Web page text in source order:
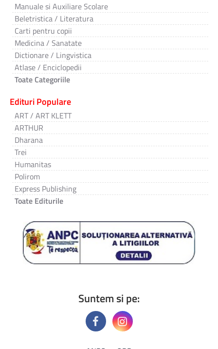
Manuale si Auxiliare Scolare
Beletristica / Literatura
Carti pentru copii
Medicina / Sanatate
Dictionare / Lingvistica
Atlase / Enciclopedii
Toate Categoriile
Edituri Populare
ART / ART KLETT
ARTHUR
Dharana
Trei
Humanitas
Polirom
Express Publishing
Toate Editurile
Suntem si pe: